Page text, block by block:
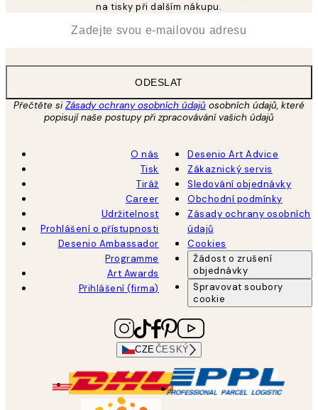
na tisky při dalším nákupu.
ODESLAT
Přečtěte siZásady ochrany osobních údajů osobních údajů, které
popisují naše postupy při zpracovávání vašich údajů
O nás
Tisk
Tiráž
Career
Udržitelnost
Prohlášení o přístupnosti
Desenio Ambassador
Programme
Art Awards
Přihlášení (firma)
Desenio Art Advice
Zákaznický servis
Sledování objednávky
Obchodní podmínky
Zásady ochrany osobních
údajů
Cookies
Žádost o zrušení
objednávky
Spravovat soubory
cookie
CZEČESKÝ